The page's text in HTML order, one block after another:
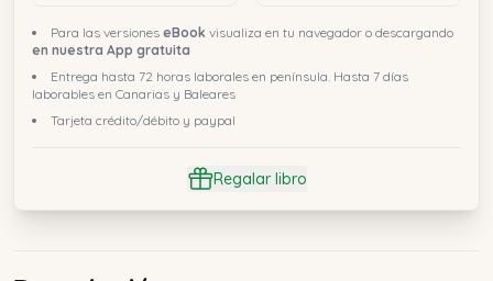
Para las versiones eBook visualiza en tu navegador o descargando
en nuestra App gratuita
Entrega hasta 72 horas laborales en península. Hasta 7 días
laborables en Canarias y Baleares
Tarjeta crédito/débito y paypal
Regalar libro